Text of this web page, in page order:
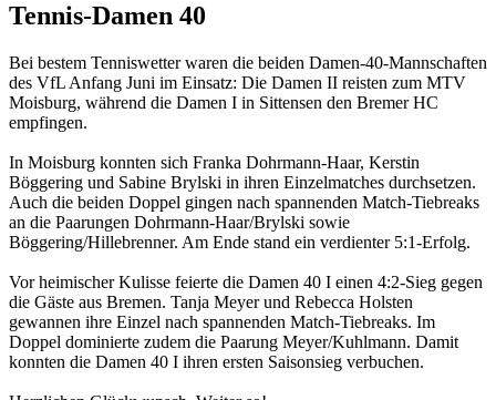
Tennis-Damen 40
Bei bestem Tenniswetter waren die beiden Damen-40-Mannschaften
des VfL Anfang Juni im Einsatz: Die Damen II reisten zum MTV
Moisburg, während die Damen I in Sittensen den Bremer HC
empfingen.
In Moisburg konnten sich Franka Dohrmann-Haar, Kerstin
Böggering und Sabine Brylski in ihren Einzelmatches durchsetzen.
Auch die beiden Doppel gingen nach spannenden Match-Tiebreaks
an die Paarungen Dohrmann-Haar/Brylski sowie
Böggering/Hillebrenner. Am Ende stand ein verdienter 5:1-Erfolg.
Vor heimischer Kulisse feierte die Damen 40 I einen 4:2-Sieg gegen
die Gäste aus Bremen. Tanja Meyer und Rebecca Holsten
gewannen ihre Einzel nach spannenden Match-Tiebreaks. Im
Doppel dominierte zudem die Paarung Meyer/Kuhlmann. Damit
konnten die Damen 40 I ihren ersten Saisonsieg verbuchen.